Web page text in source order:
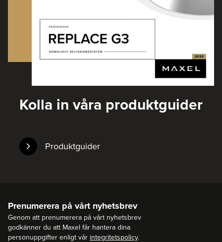
Kolla in våra produktguider
Produktguider
Prenumerera på vårt nyhetsbrev
Genom att prenumerera på vårt nyhetsbrev
godkänner du att Maxel får hantera dina
personuppgifter enligt vår integritetspolicy.